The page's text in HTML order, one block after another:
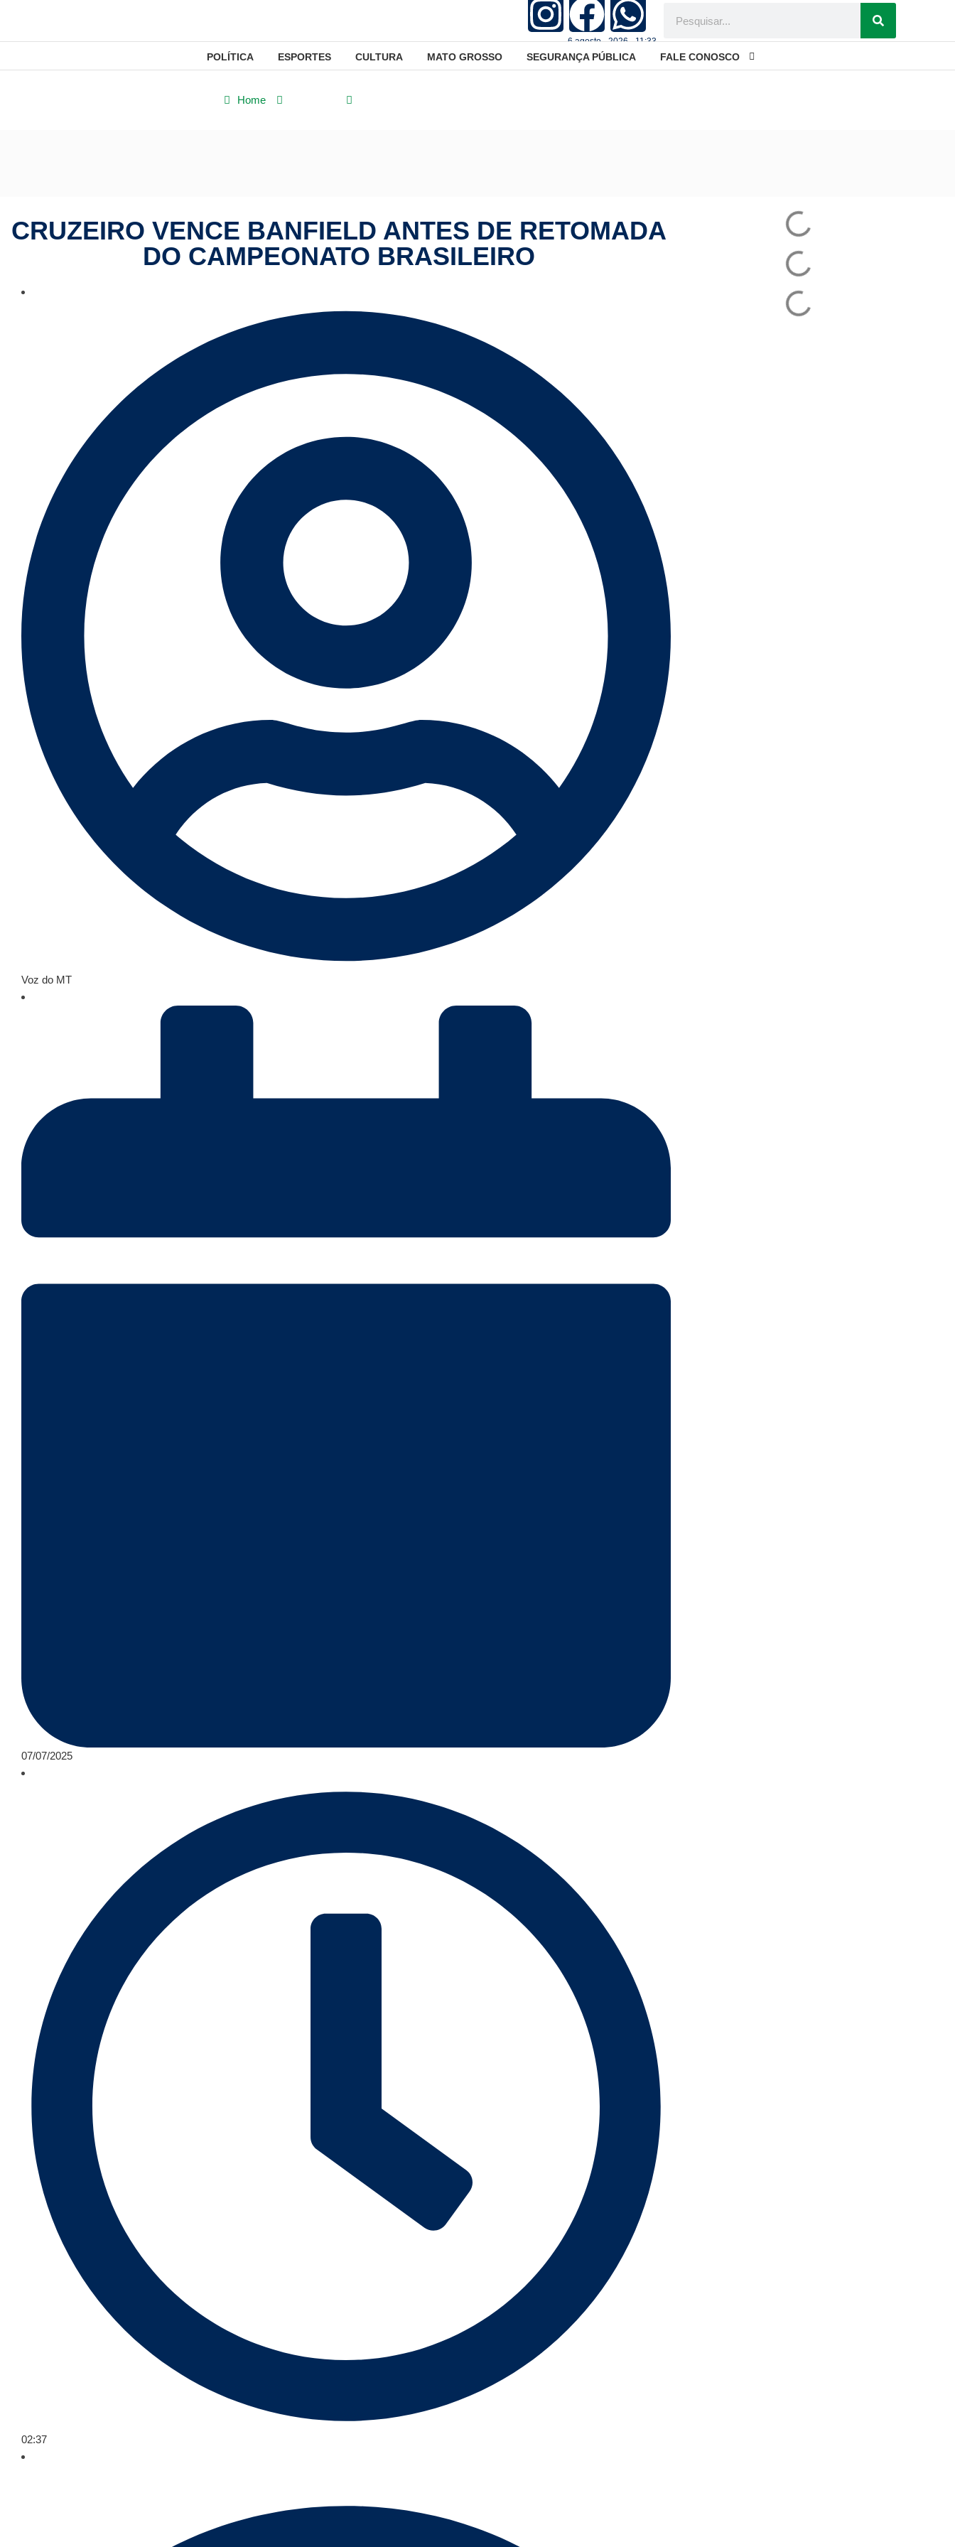
6.agosto - 2026 - 11:33
POLÍTICA ESPORTES CULTURA MATO GROSSO SEGURANÇA PÚBLICA FALE CONOSCO
Home
CRUZEIRO VENCE BANFIELD ANTES DE RETOMADA
DO CAMPEONATO BRASILEIRO
Voz do MT
07/07/2025
02:37